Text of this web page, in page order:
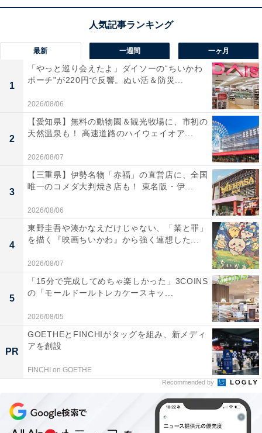
やすいブロワです。低騒音設計を採用しているため、住
宅街でも周囲を気にせず快適に作業を進められますよ！
風量3段切替機能
を搭載し、庭の掃除から洗車後の水飛
ばしまで大活躍。これ1台で日々の清掃が驚くほど手軽
ハイコーキのブロワ「RB36DB(NN)」の口コミは？
ハイコーキのブロワ「RB36DB(NN)」には以下のような
口コミが寄せられています。
とても軽くてコンパクトなので長い時間使っても腕
が疲れません
音が静かなのに風量が抜群で洗車の水吹き飛ばしが
劇的に楽になりました
風量を3段階で細かく調節できるので場所を選ばず
使えて重宝しています
庭の掃除や洗車後の作業を静かで快適にこなしたい人に
は、おすすめの商品といえそうです。
最新 一週間 一ヶ月
1
「やっと巡り会えたよ」ダイソーの“ちいかわ
ポーチ”が220円で反響。ぬい活＆防災...
2026/08/06
2
【愛知県】無料の動物園＆観光牧場に、市初の
天然温泉も！ 高速道路のハイウェイオア...
2026/08/07
3
【三重県】伊勢名物「赤福」の直営店に、全国
唯一のコメダ大判焼き店も！ 東名阪・伊...
2026/08/06
4
東野圭吾や湊かなえだけじゃない、「業と罪」
を描く『映画ちいかわ』から強く連想した...
2026/08/07
5
「15分で完成してめちゃ楽しかった」3COINS
の「モールドールトレカケースキッ...
2026/08/05
PR
GOETHEとFINCHIがタッグを組み、新メディ
アを創設
FINCHI on GOETHE
Recommended by